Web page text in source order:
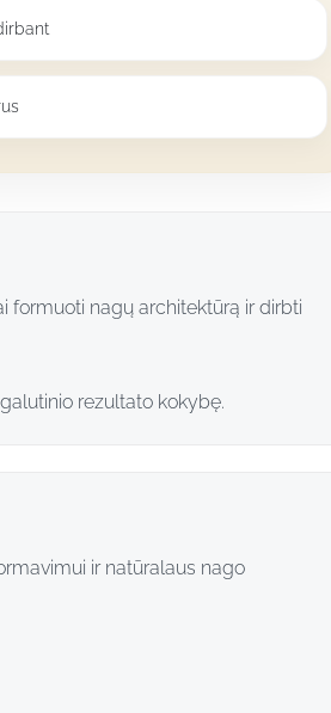
formuoti nagų architektūrą ir dirbti
rezultato kokybę.
ir natūralaus nago